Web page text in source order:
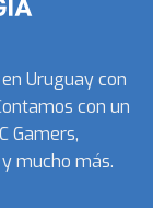
Uruguay con
con un
Gamers,
mucho más.